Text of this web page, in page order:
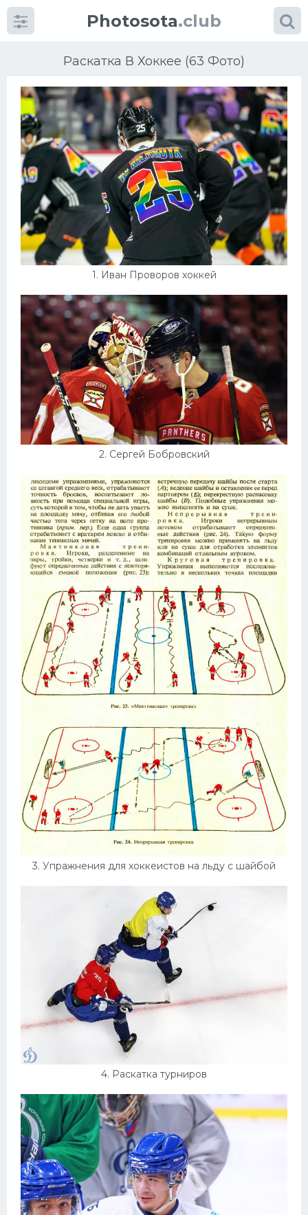
Photosota.club
Раскатка В Хоккее (63 Фото)
1. Иван Проворов хоккей
2. Сергей Бобровский
3. Упражнения для хоккеистов на льду с шайбой
4. Раскатка турниров
КатегорииФото
Много картинок...
Футбол
Баскетбол
Велогонки
Конькобежный спорт
Тренажеры
Интерьеры квартир